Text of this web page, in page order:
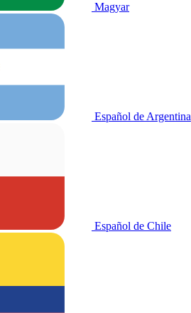
Magyar
Español de Argentina
Español de Chile